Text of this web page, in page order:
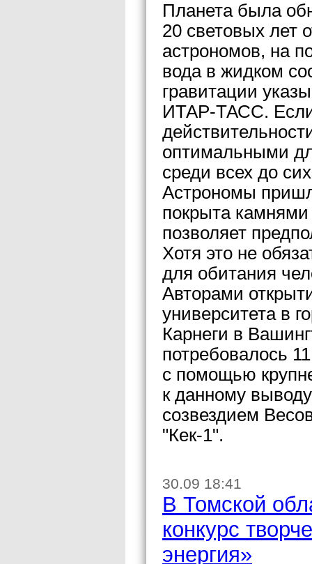
Планета была
20 световых лет
астрономов, на
вода в жидком
гравитации
ИТАР-ТАСС. Если
оптимальными
среди всех до
Астрономы
покрыта
позволяет
Хотя это не
для обитания
Авторами
университета в
Карнеги в
потребовалось
с помощью
к данному
созвездием
"Кек-1".
30.09 18:41
В Томской
конкурс
энергия»